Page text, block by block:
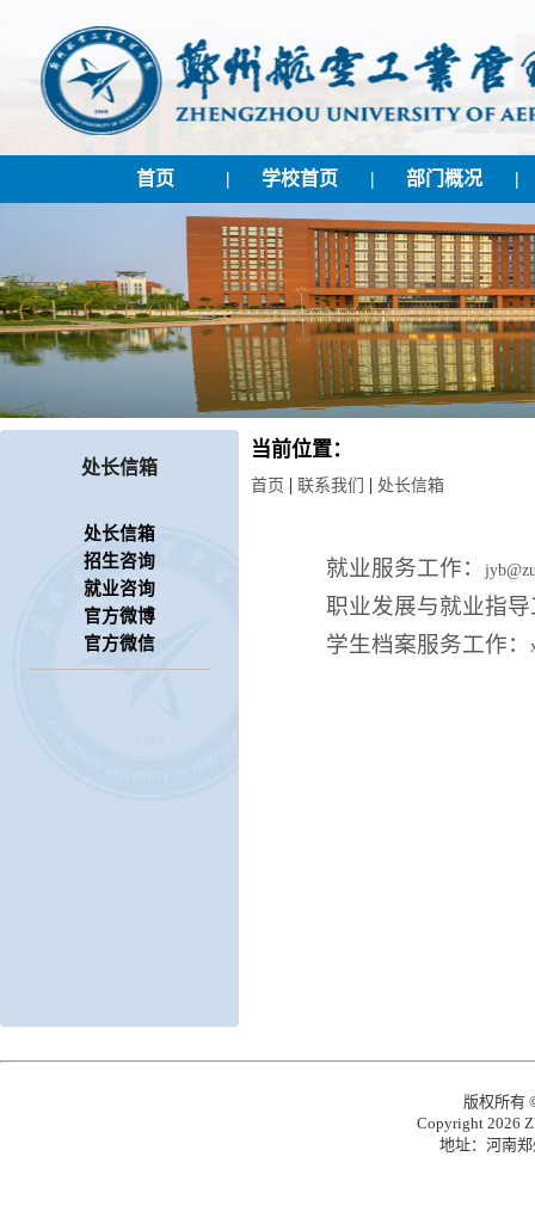
首页 | 学校首页 | 部门概况 |
处长信箱
处长信箱
招生咨询
就业咨询
官方微博
官方微信
当前位置：
首页 | 联系我们 | 处长信箱
就业服务工作：
职业发展与就业指
学生档案服务工作：
版权所有
Copyright 2026
地址：河南